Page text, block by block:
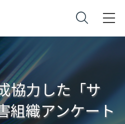
協力した「サ
組織アンケート